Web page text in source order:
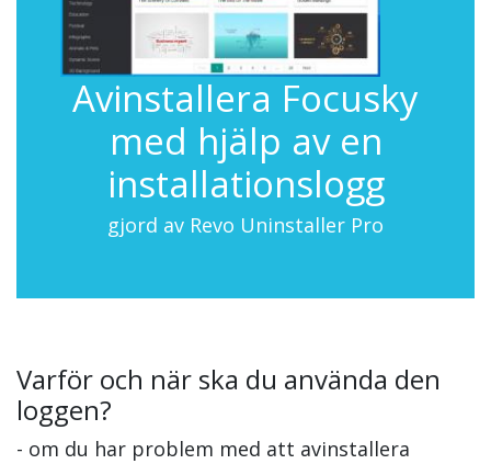
Avinstallera Focusky
med hjälp av en
installationslogg
gjord av Revo Uninstaller Pro
Varför och när ska du använda den
loggen?
- om du har problem med att avinstallera